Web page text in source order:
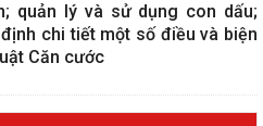
quản lý và sử dụng con dấu;
chi tiết một số điều và biện
Căn cước